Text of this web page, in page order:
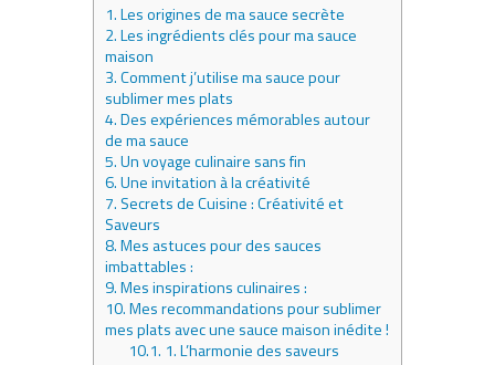
1.Les origines de ma sauce secrète
2.Les ingrédients clés pour ma sauce
maison
3.Comment j’utilise ma sauce pour
sublimer mes plats
4.Des expériences mémorables autour
de ma sauce
5.Un voyage culinaire sans fin
6.Une invitation à la créativité
7.Secrets de Cuisine : Créativité et
Saveurs
8.Mes astuces pour des sauces
imbattables :
9.Mes inspirations culinaires :
10.Mes recommandations pour sublimer
mes plats avec une sauce maison inédite !
10.1. 1. L’harmonie des saveurs